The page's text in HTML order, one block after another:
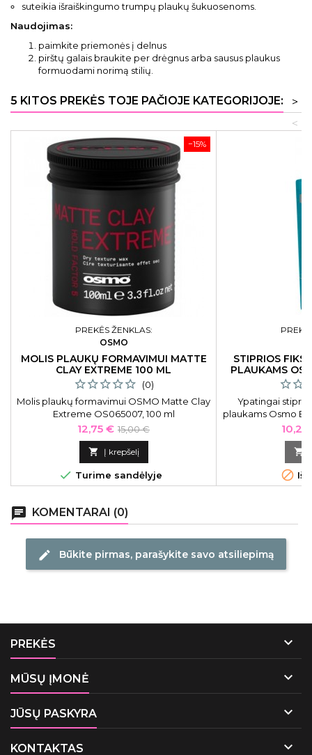
suteikia išraiškingumo trumpų plaukų šukuosenoms.
Naudojimas:
paimkite priemonės į delnus
pirštų galais braukite per drėgnus arba sausus plaukus
formuodami norimą stilių.
5 KITOS PREKĖS TOJE PAČIOJE KATEGORIJOJE:
>
<
−15%
PREKĖS ŽENKLAS:
OSMO
MOLIS PLAUKŲ FORMAVIMUI MATTE
CLAY EXTREME 100 ML
(0)
Molis plaukų formavimui OSMO Matte Clay
Extreme OS065007, 100 ml
Kaina
12,75 € Bazinė
kaina
15,00 €
 Į krepšelį
 Turime sandėlyje
STIPRIOS
PLAUKAMS
Ypatingai
plaukams Osmo
Kaina


chat KOMENTARAI (0)
edit Būkite pirmas, parašykite savo atsiliepimą
PREKĖS 
MŪSŲ ĮMONĖ 
JŪSŲ PASKYRA 
KONTAKTAS 